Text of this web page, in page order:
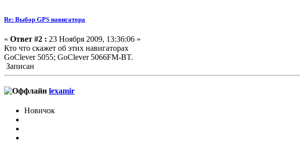
Re: Выбор GPS навигатора
« Ответ #2 : 23 Ноября 2009, 13:36:06 »
Кто что скажет об этих навигаторах
GoClever 5055; GoClever 5066FM-BT.
Записан
lexamir
Новичок